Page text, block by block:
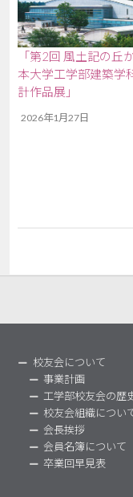
「第2回 風土記の
本大学工学部建築学
計作品展」
2026年1月27日
校友会について
事業計画
工学部校友会の歴
校友会組織につい
会長挨拶
会員名簿について
卒業回早見表